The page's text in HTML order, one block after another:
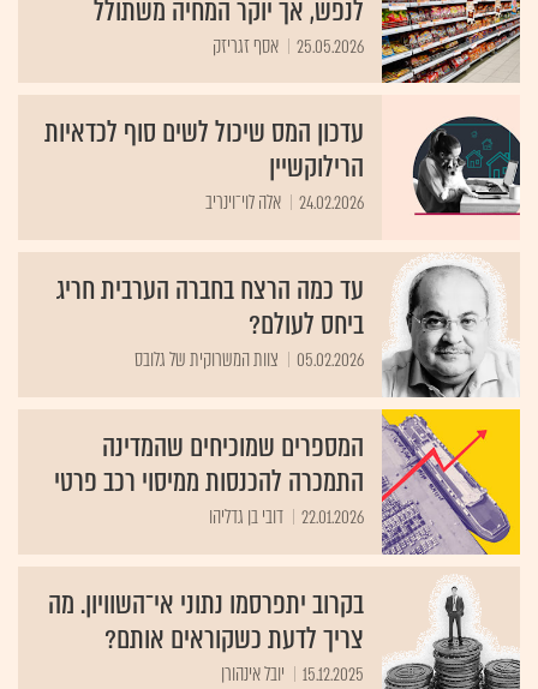
לנפש, אך יוקר המחיה משתולל
25.05.2026 אסף זגריזק
עדכון המס שיכול לשים סוף לכדאיות
הרילוקשיין
24.02.2026 אלה לוי־וינריב
עד כמה הרצח בחברה הערבית חריג
ביחס לעולם?
05.02.2026 צוות המשרוקית של גלובס
המספרים שמוכיחים שהמדינה
התמכרה להכנסות ממיסוי רכב פרטי
22.01.2026 דובי בן גדליהו
בקרוב יתפרסמו נתוני אי־השוויון. מה
צריך לדעת כשקוראים אותם?
15.12.2025 יובל אינהורן